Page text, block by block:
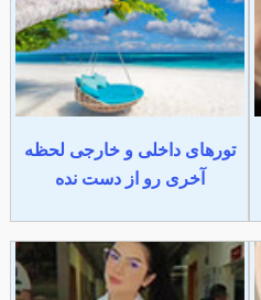
تورهای داخلی و خارجی لحظه
آخری رو از دست نده